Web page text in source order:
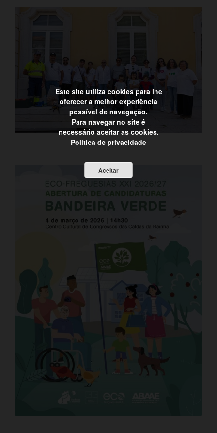
Este site utiliza cookies para lhe
oferecer a melhor experiência
possível de navegação.
Para navegar no site é
necessário aceitar as cookies.
Política de privacidade
Aceitar